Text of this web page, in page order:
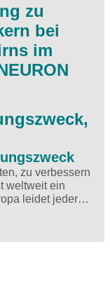
zu
bei
im
zu verbessern
weltweit ein
leidet jeder…